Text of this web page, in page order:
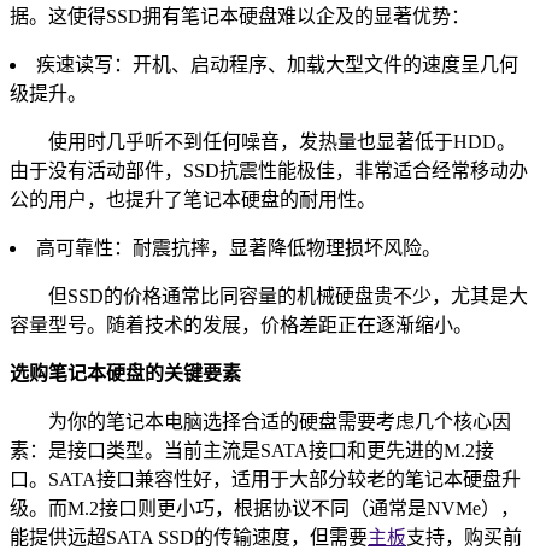
据。这使得SSD拥有笔记本硬盘难以企及的显著优势：
疾速读写：开机、启动程序、加载大型文件的速度呈几何
级提升。
使用时几乎听不到任何噪音，发热量也显著低于HDD。
由于没有活动部件，SSD抗震性能极佳，非常适合经常移动办
公的用户，也提升了笔记本硬盘的耐用性。
高可靠性：耐震抗摔，显著降低物理损坏风险。
但SSD的价格通常比同容量的机械硬盘贵不少，尤其是大
容量型号。随着技术的发展，价格差距正在逐渐缩小。
选购笔记本硬盘的关键要素
为你的笔记本电脑选择合适的硬盘需要考虑几个核心因
素：是接口类型。当前主流是SATA接口和更先进的M.2接
口。SATA接口兼容性好，适用于大部分较老的笔记本硬盘升
级。而M.2接口则更小巧，根据协议不同（通常是NVMe），
能提供远超SATA SSD的传输速度，但需要主板支持，购买前